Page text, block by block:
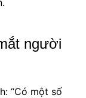
người
“Có một số